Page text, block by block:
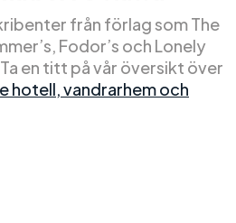
från förlag som The
Fodor’s och Lonely
en titt på vår översikt över
hotell, vandrarhem och